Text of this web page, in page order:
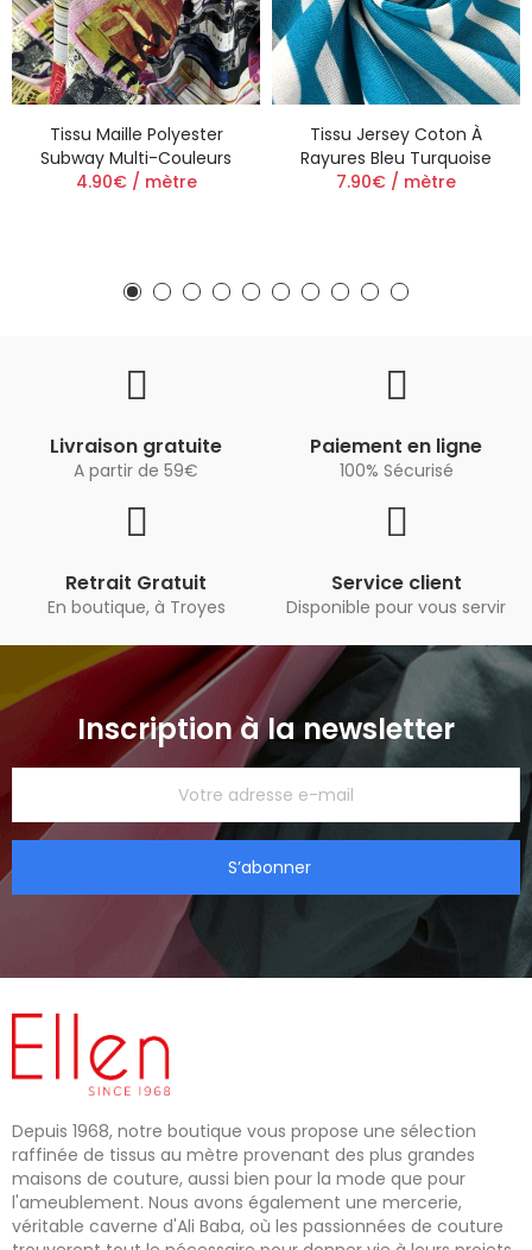
Tissu Maille Polyester
Subway Multi-Couleurs
4.90€ / mètre
Tissu Jersey Coton À
Rayures Bleu Turquoise
7.90€ / mètre
Livraison gratuite
A partir de 59€
Paiement en ligne
100% Sécurisé
Retrait Gratuit
En boutique, à Troyes
Service client
Disponible pour vous servir
Inscription à la newsletter
S’abonner
Depuis 1968, notre boutique vous propose une sélection
raffinée de tissus au mètre provenant des plus grandes
maisons de couture, aussi bien pour la mode que pour
l'ameublement. Nous avons également une mercerie,
véritable caverne d'Ali Baba, où les passionnées de couture